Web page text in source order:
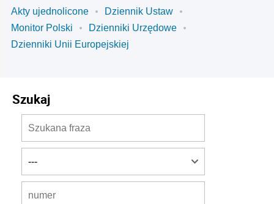
Akty ujednolicone
Dziennik Ustaw
Monitor Polski
Dzienniki Urzędowe
Dzienniki Unii Europejskiej
Szukaj